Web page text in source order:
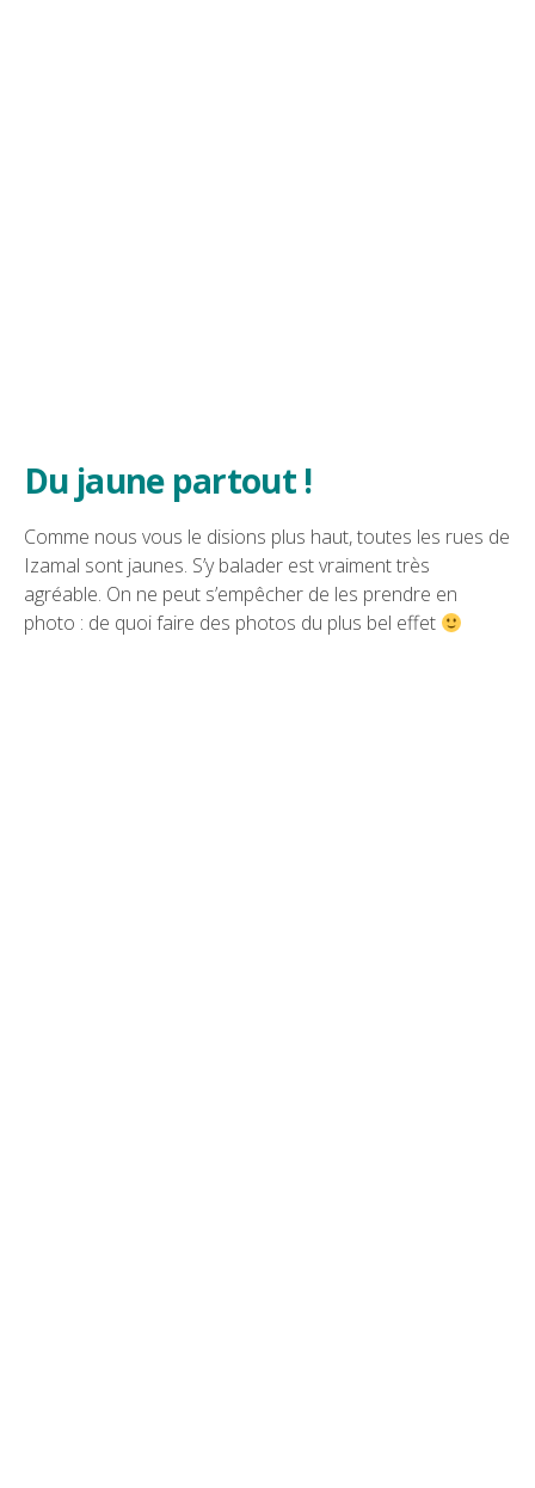
Du jaune partout !
Comme nous vous le disions plus haut, toutes les rues de
Izamal sont jaunes. S’y balader est vraiment très
agréable. On ne peut s’empêcher de les prendre en
photo : de quoi faire des photos du plus bel effet